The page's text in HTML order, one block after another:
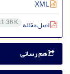
اصل مقاله K
هم رسانی